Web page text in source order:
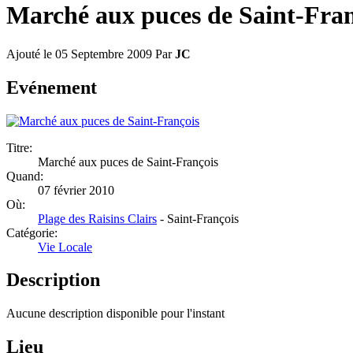
Marché aux puces de Saint-
Ajouté le 05 Septembre 2009 ParJC
Evénement
Titre:
Marché aux puces de Saint-François
Quand:
07 février 2010
Où:
Plage des Raisins Clairs - Saint-François
Catégorie:
Vie Locale
Description
Aucune description disponible pour l'instant
Lieu